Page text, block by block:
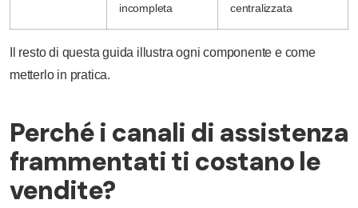
incompleta
centralizzata
Il resto di questa guida illustra ogni componente e come
metterlo in pratica.
Perché i canali di assistenza
frammentati ti costano le
vendite?